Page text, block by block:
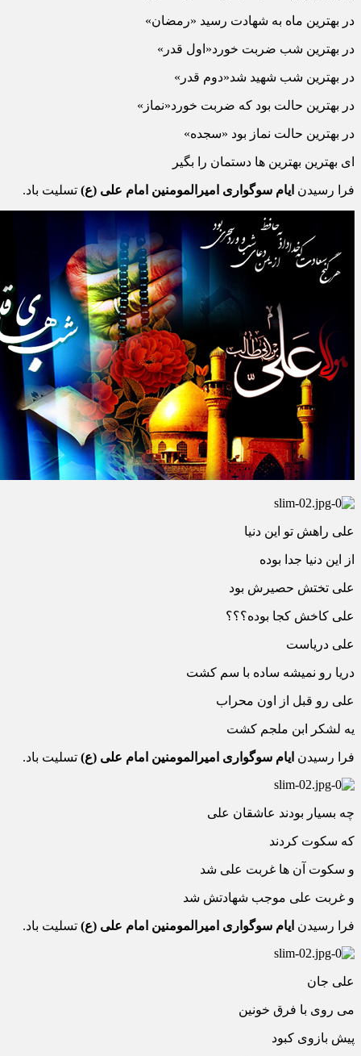
در بهترین ماه به شهادت رسید «رمضان»
در بهترین شب ضربت خورد«اول قدر»
در بهترین شب شهید شد«دوم قدر»
در بهترین حالت بود که ضربت خورد«نماز»
در بهترین حالت نماز بود «سجده»
ای بهترین بهترین ها دستمان را بگیر
فرا رسیدن ایام سوگواری امیرالمومنین امام علی (ع) تسلیت باد.
ﻋﻠﯽ ﺭﺍﻫﺶ ﺗﻮ ﺍﯾﻦ ﺩﻧﯿﺎ
ﺍﺯ ﺍﯾﻦ ﺩﻧﯿﺎ ﺟﺪﺍ ﺑﻮﺩﻩ
ﻋﻠﯽ ﺗﺨﺘﺶ ﺣﺼﯿﺮﺵ ﺑﻮﺩ
ﻋﻠﯽ ﮐﺎﺧﺶ ﮐﺠﺎ ﺑﻮﺩﻩ؟؟؟
ﻋﻠﯽ ﺩﺭﯾﺎﺳﺖ
ﺩﺭﯾﺎ ﺭﻭ ﻧﻤﯿﺸﻪ ﺳﺎﺩﻩ ﺑﺎ ﺳﻢ ﮐﺸﺖ
ﻋﻠﯽ ﺭﻭ ﻗﺒﻞ ﺍﺯ ﺍﻭﻥ ﻣﺤﺮﺍﺏ
ﯾﻪ ﻟﺸﮑﺮ ﺍﺑﻦ ﻣﻠﺠﻢ ﮐﺸﺖ
فرا رسیدن ایام سوگواری امیرالمومنین امام علی (ع) تسلیت باد.
چه بسیار بودند عاشقان علی
که سکوت کردند
و سکوت آن ها غربت علی شد
و غربت علی موجب شهادتش شد
فرا رسیدن ایام سوگواری امیرالمومنین امام علی (ع) تسلیت باد.
علی جان
می روی با فرق خونین
پیش بازوی کبود